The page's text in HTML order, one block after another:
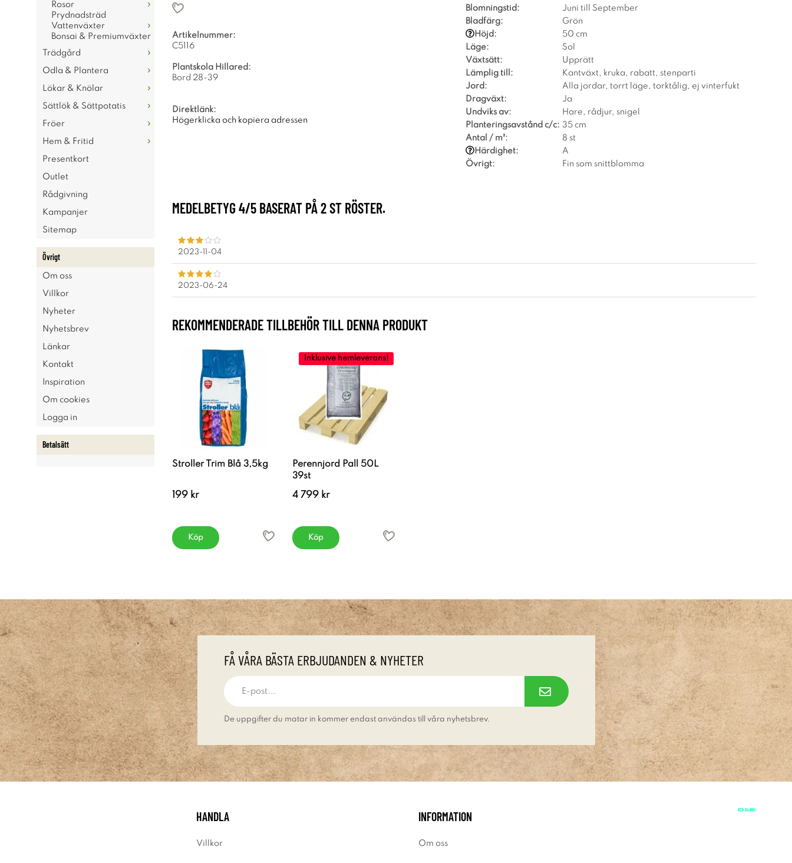
Rosor
Prydnadsträd
Vattenväxter
Bonsai & Premiumväxter
Trädgård
Odla & Plantera
Lökar & Knölar
Sättlök & Sättpotatis
Fröer
Hem & Fritid
Presentkort
Outlet
Rådgivning
Kampanjer
Sitemap
Övrigt
Om oss
Villkor
Nyheter
Nyhetsbrev
Länkar
Kontakt
Inspiration
Om cookies
Logga in
Betalsätt
Blomningstid:
Juni till September
Bladfärg:
Grön
Höjd:
50 cm
Läge:
Sol
Växtsätt:
Upprätt
Lämplig till:
Kantväxt, kruka, rabatt, stenparti
Jord:
Alla jordar, torrt läge, torktålig, ej vinterfukt
Dragväxt:
Ja
Undviks av:
Hare, rådjur, snigel
Planteringsavstånd c/c: 35 cm
Antal / m²:
8 st
Härdighet:
A
Övrigt:
Fin som snittblomma
Artikelnummer:
C5116
Plantskola Hillared:
Bord 28-39
Direktlänk:
Högerklicka och kopiera adressen
MEDELBETYG 4/5 BASERAT PÅ2ST RÖSTER.
2023-11-04
2023-06-24
REKOMMENDERADE TILLBEHÖR TILL DENNA PRODUKT
Stroller Trim Blå 3,5kg
199 kr
Köp
Inklusive hemleverans!
Perennjord Pall 50L
39st
4 799 kr
Köp
FÅ VÅRA BÄSTA ERBJUDANDEN & NYHETER
De uppgifter du matar in kommer endast användas till våra nyhetsbrev.
HANDLA
Villkor
INFORMATION
Om oss